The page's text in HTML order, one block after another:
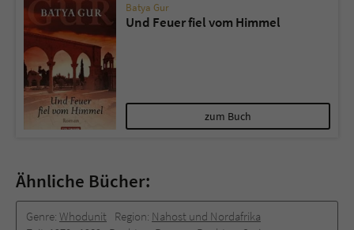
Batya Gur
Und Feuer fiel vom Himmel
zum Buch
Ähnliche Bücher:
Genre: Whodunit Region: Nahost und Nordafrika